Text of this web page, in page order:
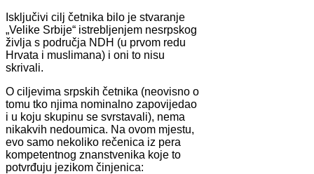
Isključivi cilj četnika bilo je stvaranje
„Velike Srbije“ istrebljenjem nesrpskog
življa s područja NDH (u prvom redu
Hrvata i muslimana) i oni to nisu
skrivali.
O ciljevima srpskih četnika (neovisno o
tomu tko njima nominalno zapovijedao
i u koju skupinu se svrstavali), nema
nikakvih nedoumica. Na ovom mjestu,
evo samo nekoliko rečenica iz pera
kompetentnog znanstvenika koje to
potvrđuju jezikom činjenica: